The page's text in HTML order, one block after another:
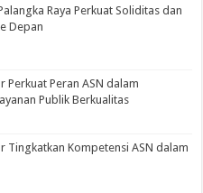
Raya Perkuat Soliditas dan
Depan
Perkuat Peran ASN dalam
Publik Berkualitas
Tingkatkan Kompetensi ASN dalam